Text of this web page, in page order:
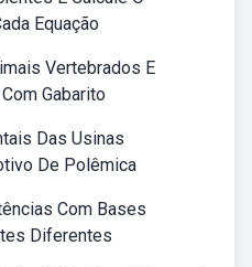
Equação
Vertebrados E
Gabarito
Das Usinas
De Polêmica
Com Bases
Diferentes